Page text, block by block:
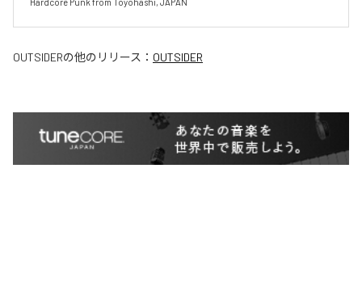
OUTSIDERの他のリリース： OUTSIDER